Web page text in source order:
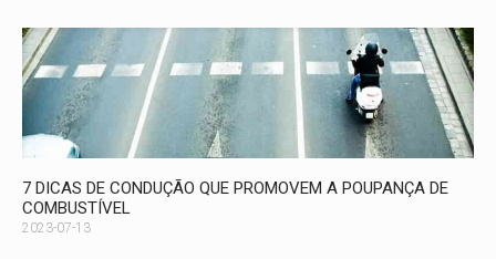
7 DICAS DE CONDUÇÃO QUE PROMOVEM A POUPANÇA DE
COMBUSTÍVEL
2023-07-13